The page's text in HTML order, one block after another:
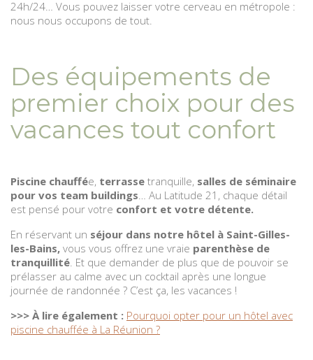
24h/24… Vous pouvez laisser votre cerveau en métropole :
nous nous occupons de tout.
Des équipements de
premier choix pour des
vacances tout confort
Piscine chauffée, terrasse tranquille, salles de séminaire
pour vos team buildings … Au Latitude 21, chaque détail
est pensé pour votre confort et votre détente.
En réservant un séjour dans notre hôtel à Saint-Gilles-
les-Bains, vous vous offrez une vraie parenthèse de
tranquillité . Et que demander de plus que de pouvoir se
prélasser au calme avec un cocktail après une longue
journée de randonnée ? C’est ça, les vacances !
>>> À lire également : Pourquoi opter pour un hôtel avec
piscine chauffée à La Réunion ?